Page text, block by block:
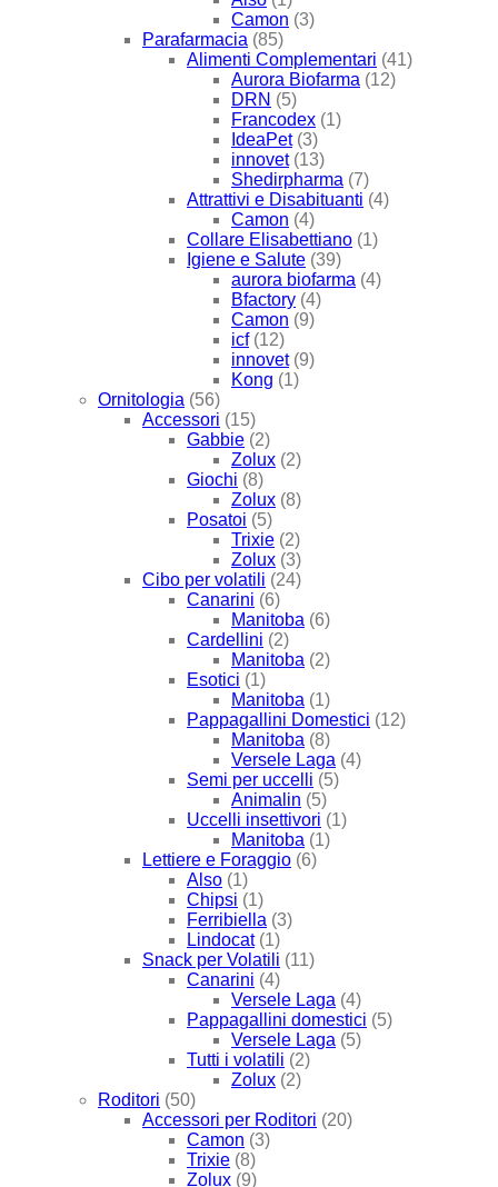
Camon (3)
Parafarmacia (85)
Alimenti Complementari (41)
Aurora Biofarma (12)
DRN (5)
Francodex (1)
IdeaPet (3)
innovet (13)
Shedirpharma (7)
Attrattivi e Disabituanti (4)
Camon (4)
Collare Elisabettiano (1)
Igiene e Salute (39)
aurora biofarma (4)
Bfactory (4)
Camon (9)
icf (12)
innovet (9)
Kong (1)
Ornitologia (56)
Accessori (15)
Gabbie (2)
Zolux (2)
Giochi (8)
Zolux (8)
Posatoi (5)
Trixie (2)
Zolux (3)
Cibo per volatili (24)
Canarini (6)
Manitoba (6)
Cardellini (2)
Manitoba (2)
Esotici (1)
Manitoba (1)
Pappagallini Domestici (12)
Manitoba (8)
Versele Laga (4)
Semi per uccelli (5)
Animalin (5)
Uccelli insettivori (1)
Manitoba (1)
Lettiere e Foraggio (6)
Also (1)
Chipsi (1)
Ferribiella (3)
Lindocat (1)
Snack per Volatili (11)
Canarini (4)
Versele Laga (4)
Pappagallini domestici (5)
Versele Laga (5)
Tutti i volatili (2)
Zolux (2)
Roditori (50)
Accessori per Roditori (20)
Camon (3)
Trixie (8)
Zolux (9)